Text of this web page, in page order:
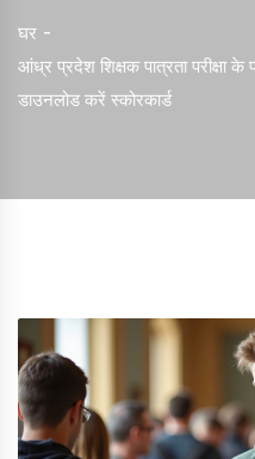
घर
आंध्र प्रदेश शिक्षक पात्रता परीक्षा
डाउनलोड करें स्कोरकार्ड